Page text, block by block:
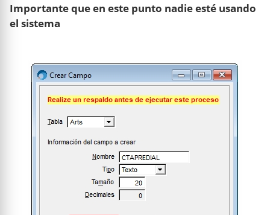
Importante que en este punto nadie esté usando
el sistema